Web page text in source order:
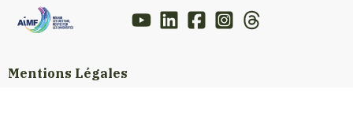
Mentions Légales